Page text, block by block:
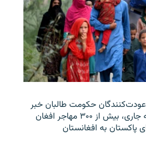
عودت‌کنندگان حکومت طالبان خبر
داده که در جریان هفته جاری، بیش از ۳۰۰ مهاجر افغان
پاکستان به افغانستان